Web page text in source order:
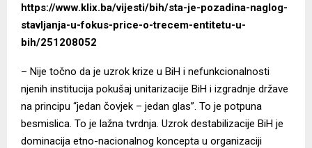
https://www.klix.ba/vijesti/bih/sta-je-pozadina-naglog-
stavljanja-u-fokus-price-o-trecem-entitetu-u-
bih/251208052
– Nije točno da je uzrok krize u BiH i nefunkcionalnosti
njenih institucija pokušaj unitarizacije BiH i izgradnje države
na principu “jedan čovjek – jedan glas”. To je potpuna
besmislica. To je lažna tvrdnja. Uzrok destabilizacije BiH je
dominacija etno-nacionalnog koncepta u organizaciji